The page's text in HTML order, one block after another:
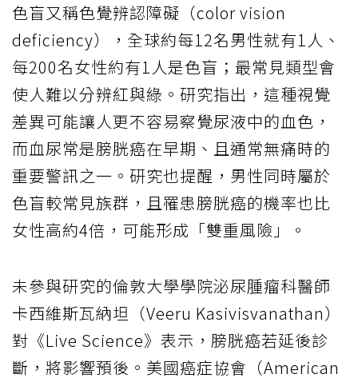
色盲又稱色覺辨認障礙（color vision
deficiency），全球約每12名男性就有1人、
每200名女性約有1人是色盲；最常見類型會
使人難以分辨紅與綠。研究指出，這種視覺
差異可能讓人更不容易察覺尿液中的血色，
而血尿常是膀胱癌在早期、且通常無痛時的
重要警訊之一。研究也提醒，男性同時屬於
色盲較常見族群，且罹患膀胱癌的機率也比
女性高約4倍，可能形成「雙重風險」。
未參與研究的倫敦大學學院泌尿腫瘤科醫師
卡西維斯瓦納坦（Veeru Kasivisvanathan）
對《Live Science》表示，膀胱癌若延後診
斷，將影響預後。美國癌症協會（American